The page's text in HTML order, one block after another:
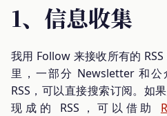
1、信息收集
我用 Follow 来接收所有的
里，一部分 Newsletter 和
RSS，可以直接搜索订阅。如
现成的 RSS，可以借助